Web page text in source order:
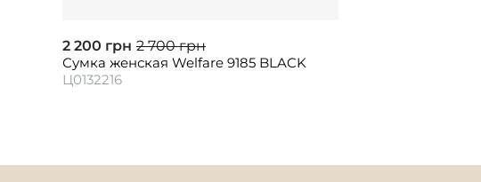
2 200 грн 2 700 грн
Сумка женская Welfare 9185 BLACK
Ц0132216